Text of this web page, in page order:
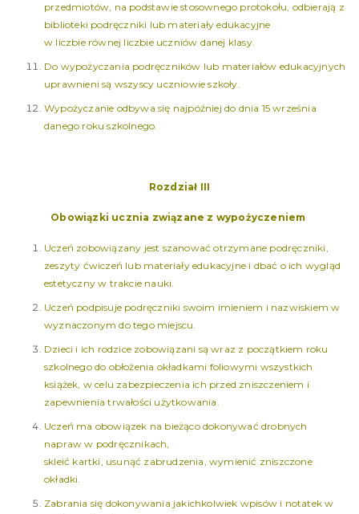
przedmiotów, na podstawie stosownego protokołu, odbierają z
biblioteki podręczniki lub materiały edukacyjne
w liczbie równej liczbie uczniów danej klasy.
Do wypożyczania podręczników lub materiałów edukacyjnych
uprawnieni są wszyscy uczniowie szkoły.
Wypożyczanie odbywa się najpóźniej do dnia 15 września
danego roku szkolnego.
Rozdział III
Obowiązki ucznia związane z wypożyczeniem
Uczeń zobowiązany jest szanować otrzymane podręczniki,
zeszyty ćwiczeń lub materiały edukacyjne i dbać o ich wygląd
estetyczny w trakcie nauki.
Uczeń podpisuje podręczniki swoim imieniem i nazwiskiem w
wyznaczonym do tego miejscu.
Dzieci i ich rodzice zobowiązani są wraz z początkiem roku
szkolnego do obłożenia okładkami foliowymi wszystkich
książek, w celu zabezpieczenia ich przed zniszczeniem i
zapewnienia trwałości użytkowania.
Uczeń ma obowiązek na bieżąco dokonywać drobnych
napraw w podręcznikach,
skleić kartki, usunąć zabrudzenia, wymienić zniszczone
okładki.
Zabrania się dokonywania jakichkolwiek wpisów i notatek w